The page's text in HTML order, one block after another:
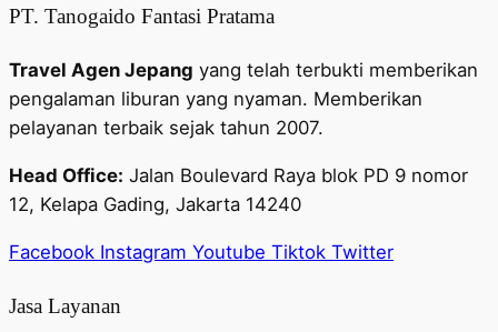
PT. Tanogaido Fantasi Pratama
Travel Agen Jepang yang telah terbukti memberikan
pengalaman liburan yang nyaman. Memberikan
pelayanan terbaik sejak tahun 2007.
Head Office: Jalan Boulevard Raya blok PD 9 nomor
12, Kelapa Gading, Jakarta 14240
Facebook Instagram Youtube Tiktok Twitter
Jasa Layanan